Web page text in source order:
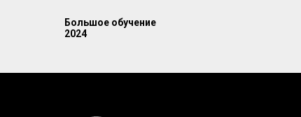
Большое обучение
2024